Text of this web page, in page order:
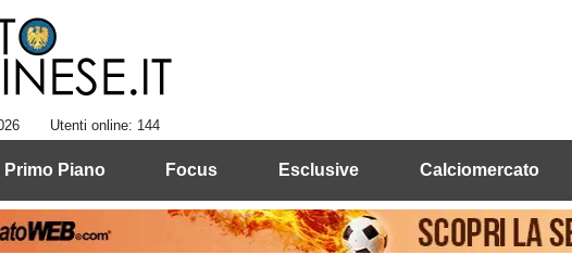
Utenti online: 144
Primo Piano Focus Esclusive Calciomercato